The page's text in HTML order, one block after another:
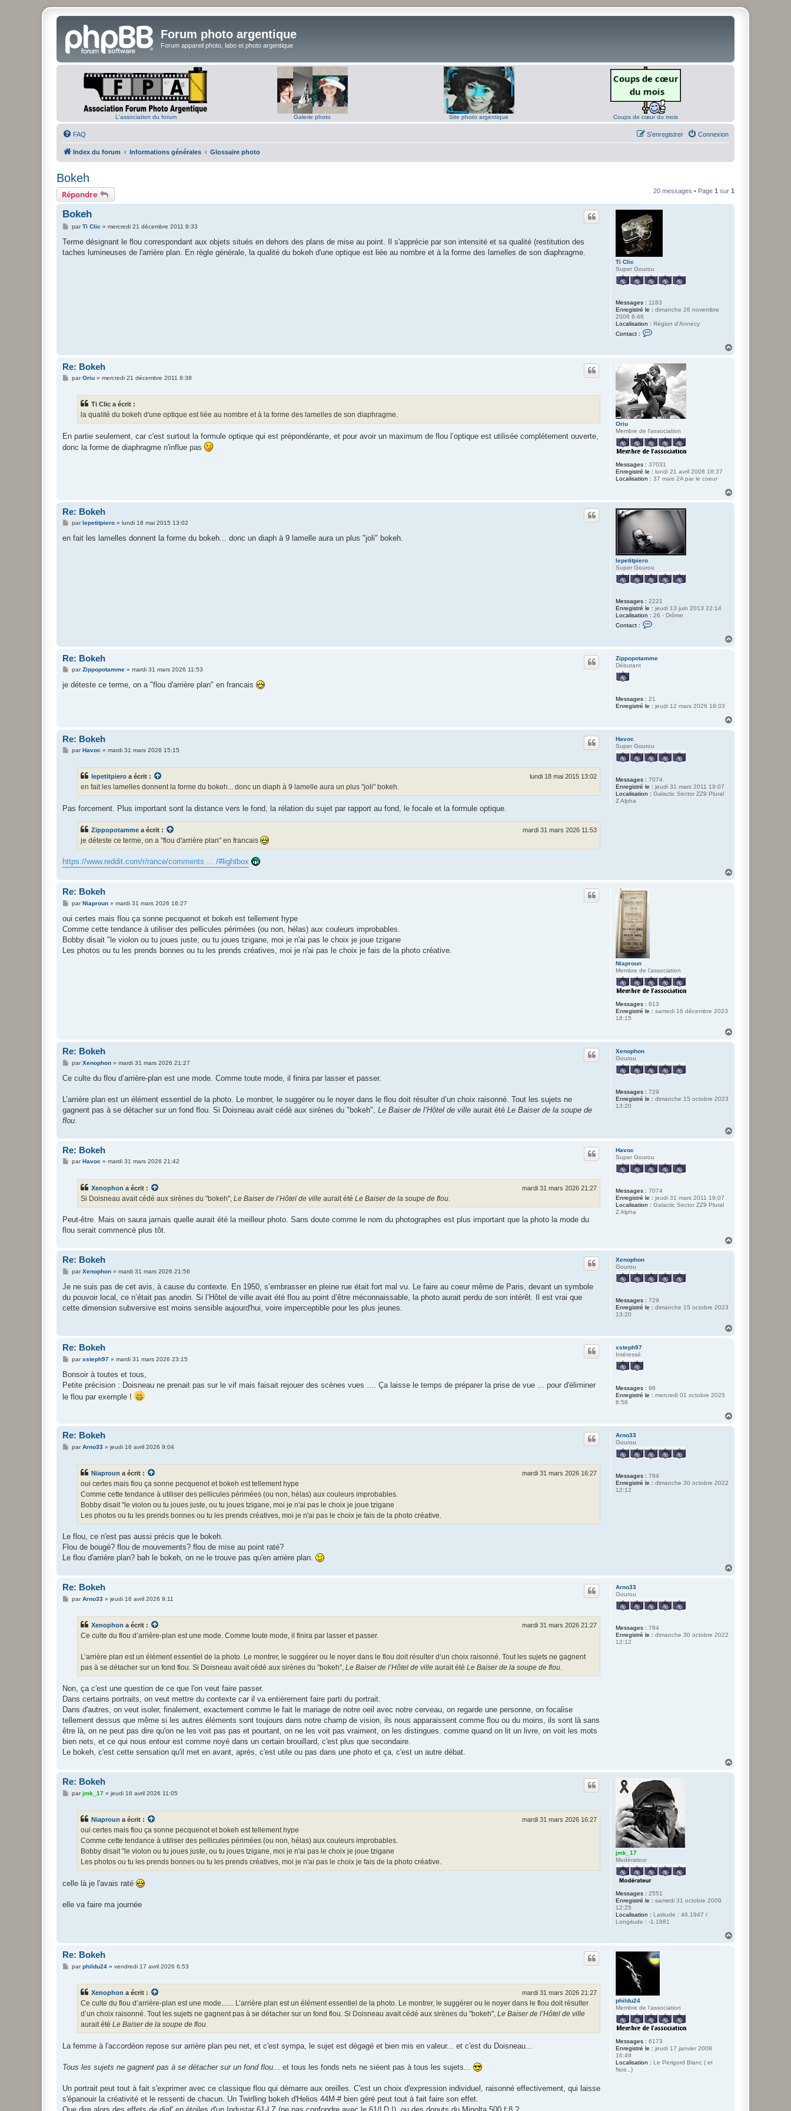
Forum photo argentique
Forum appareil photo, labo et photo argentique
L'association du forum Galerie photo Site photo argentique Coups de cœur du mois
FAQ Connexion
S’enregistrer
Index du forum Informations générales Glossaire photo
Bokeh
Répondre 20 messages • Page 1 sur 1
Ti Clic
Super Gourou
Messages : 1183
Enregistré le : dimanche 26 novembre
2006 6:46
Localisation : Région d'Annecy
Contact :
c
t
e
r
T
i
C
l
c
Bokeh
M
s
a
parTi Clic » mercredi 21 décembre 2011 8:33
Terme désignant le flou correspondant aux objets situés en dehors des plans de mise au point. Il s'apprécie par son intensité et sa qualité (restitution des
taches lumineuses de l'arrière plan. En règle générale, la qualité du bokeh d'une optique est liée au nombre et à la forme des lamelles de son diaphragme.
Oriu
Membre de l'association
Messages : 37031
Enregistré le : lundi 21 avril 2008 18:37
Localisation : 37 mais 2A par le coeur
Re: Bokeh
MparOriu» mercredi 21 décembre 2011 8:38
Ti Clic a écrit :
la qualité du bokeh d'une optique est liée au nombre et à la forme des lamelles de son diaphragme.
En partie seulement, car c'est surtout la formule optique qui est prépondérante, et pour avoir un maximum de flou l’optique est utilisée complétement ouverte,
donc la forme de diaphragme n'influe pas
lepetitpiero
Super Gourou
Messages : 2221
Enregistré le : jeudi 13 juin 2013 22:14
Localisation : 26 - Drôme
Contact :
c
p
e
e
r
o
Re: Bokeh
M
s
parlepetitpiero» lundi 18 mai 2015 13:02
en fait les lamelles donnent la forme du bokeh... donc un diaph à 9 lamelle aura un plus "joli" bokeh.
Zippopotamme
Débutant
Messages : 21
Enregistré le : jeudi 12 mars 2026 18:03
Re: Bokeh
M
s
parZippopotamme» mardi 31 mars 2026 11:53
je déteste ce terme, on a "flou d'arrière plan" en francais
Havoc
Super Gourou
Messages : 7074
Enregistré le : jeudi 31 mars 2011 19:07
Localisation : Galactic Sector ZZ9 Plural
Z Alpha
Re: Bokeh
MparHavoc » mardi 31 mars 2026 15:15
lepetitpiero a écrit : lundi 18 mai 2015 13:02
en fait les lamelles donnent la forme du bokeh... donc un diaph à 9 lamelle aura un plus "joli" bokeh.
Pas forcement. Plus important sont la distance vers le fond, la rélation du sujet par rapport au fond, le focale et la formule optique.
Zippopotamme a écrit : mardi 31 mars 2026 11:53
je déteste ce terme, on a "flou d'arrière plan" en francais
https://www.reddit.com/r/rance/comments ... /#lightbox
Niaproun
Membre de l'association
Messages : 613
Enregistré le : samedi 16 décembre 2023
18:15
Re: Bokeh
M
s
a
g
parNiaproun» mardi 31 mars 2026 16:27
oui certes mais flou ça sonne pecquenot et bokeh est tellement hype
Comme cette tendance à utiliser des pellicules périmées (ou non, hélas) aux couleurs improbables.
Bobby disait "le violon ou tu joues juste, ou tu joues tzigane, moi je n'ai pas le choix je joue tzigane
Les photos ou tu les prends bonnes ou tu les prends créatives, moi je n'ai pas le choix je fais de la photo créative.
Xenophon
Gourou
Messages : 729
Enregistré le : dimanche 15 octobre 2023
13:20
Re: Bokeh
M
s
g
parXenophon» mardi 31 mars 2026 21:27
Ce culte du flou d’arrière-plan est une mode. Comme toute mode, il finira par lasser et passer.
L’arrière plan est un élément essentiel de la photo. Le montrer, le suggérer ou le noyer dans le flou doit résulter d’un choix raisonné. Tout les sujets ne
gagnent pas à se détacher sur un fond flou. Si Doisneau avait cédé aux sirènes du "bokeh", Le Baiser de l’Hôtel de ville aurait été Le Baiser de la soupe de
flou
Havoc
Super Gourou
Messages : 7074
Enregistré le : jeudi 31 mars 2011 19:07
Localisation : Galactic Sector ZZ9 Plural
Z Alpha
Re: Bokeh
Mpar Havoc » mardi 31 mars 2026 21:42
Xenophon a écrit : mardi 31 mars 2026 21:27
Si Doisneau avait cédé aux sirènes du "bokeh", Le Baiser de l’Hôtel de ville aurait été Le Baiser de la soupe de flou
Peut-être. Mais on saura jamais quelle aurait été la meilleur photo. Sans doute comme le nom du photographes est plus important que la photo la mode du
flou serait commencé plus tôt.
Xenophon
Gourou
Messages : 729
Enregistré le : dimanche 15 octobre 2023
13:20
Re: Bokeh
M
s
a
g
parXenophon» mardi 31 mars 2026 21:56
Je ne suis pas de cet avis, à cause du contexte. En 1950, s’embrasser en pleine rue était fort mal vu. Le faire au coeur même de Paris, devant un symbole
du pouvoir local, ce n’était pas anodin. Si l’Hôtel de ville avait été flou au point d’être méconnaissable, la photo aurait perdu de son intérêt. Il est vrai que
cette dimension subversive est moins sensible aujourd'hui, voire imperceptible pour les plus jeunes.
xsteph97
Intéressé
Messages : 98
Enregistré le : mercredi 01 octobre 2025
8:58
Re: Bokeh
M
s
a
g
e
parxsteph97» mardi 31 mars 2026 23:15
Bonsoir à toutes et tous,
Petite précision : Doisneau ne prenait pas sur le vif mais faisait rejouer des scènes vues .... Ça laisse le temps de préparer la prise de vue ... pour d'éliminer
le flou par exemple !
Arno33
Gourou
Messages : 784
Enregistré le : dimanche 30 octobre 2022
12:12
Re: Bokeh
MparArno33» jeudi 16 avril 2026 9:04
Niaproun a écrit : mardi 31 mars 2026 16:27
oui certes mais flou ça sonne pecquenot et bokeh est tellement hype
Comme cette tendance à utiliser des pellicules périmées (ou non, hélas) aux couleurs improbables.
Bobby disait "le violon ou tu joues juste, ou tu joues tzigane, moi je n'ai pas le choix je joue tzigane
Les photos ou tu les prends bonnes ou tu les prends créatives, moi je n'ai pas le choix je fais de la photo créative.
Le flou, ce n'est pas aussi précis que le bokeh.
Flou de bougé? flou de mouvements? flou de mise au point raté?
Le flou d'arrière plan? bah le bokeh, on ne le trouve pas qu'en arrière plan.
Arno33
Gourou
Messages : 784
Enregistré le : dimanche 30 octobre 2022
12:12
Re: Bokeh
MparArno33» jeudi 16 avril 2026 9:11
Xenophon a écrit : mardi 31 mars 2026 21:27
Ce culte du flou d’arrière-plan est une mode. Comme toute mode, il finira par lasser et passer.
L’arrière plan est un élément essentiel de la photo. Le montrer, le suggérer ou le noyer dans le flou doit résulter d’un choix raisonné. Tout les sujets ne gagnent
pas à se détacher sur un fond flou. Si Doisneau avait cédé aux sirènes du "bokeh", Le Baiser de l’Hôtel de ville aurait été Le Baiser de la soupe de flou.
Non, ça c'est une question de ce que l'on veut faire passer.
Dans certains portraits, on veut mettre du contexte car il va entièrement faire parti du portrait.
Dans d'autres, on veut isoler, finalement, exactement comme le fait le mariage de notre oeil avec notre cerveau, on regarde une personne, on focalise
tellement dessus que même si les autres éléments sont toujours dans notre champ de vision, ils nous apparaissent comme flou ou du moins, ils sont là sans
être là, on ne peut pas dire qu'on ne les voit pas pas et pourtant, on ne les voit pas vraiment, on les distingues. comme quand on lit un livre, on voit les mots
bien nets, et ce qui nous entour est comme noyé dans un certain brouillard, c'est plus que secondaire.
Le bokeh, c'est cette sensation qu'il met en avant, après, c'est utile ou pas dans une photo et ça, c'est un autre débat.
jmk_17
Modérateur
Messages : 2551
Enregistré le : samedi 31 octobre 2009
12:25
Localisation : Latitude : 46.1947 /
Longitude : -1.1881
Re: Bokeh
Mparjmk_17» jeudi 16 avril 2026 11:05
Niaproun a écrit : mardi 31 mars 2026 16:27
oui certes mais flou ça sonne pecquenot et bokeh est tellement hype
Comme cette tendance à utiliser des pellicules périmées (ou non, hélas) aux couleurs improbables.
Bobby disait "le violon ou tu joues juste, ou tu joues tzigane, moi je n'ai pas le choix je joue tzigane
Les photos ou tu les prends bonnes ou tu les prends créatives, moi je n'ai pas le choix je fais de la photo créative.
celle là je l'avais raté
elle va faire ma journée
phildu24
Membre de l'association
Messages : 6173
Enregistré le : jeudi 17 janvier 2008
16:49
Localisation : Le Perigord Blanc ( et
Noir...)
Re: Bokeh
Mparphildu24» vendredi 17 avril 2026 6:53
Xenophon a écrit : mardi 31 mars 2026 21:27
Ce culte du flou d’arrière-plan est une mode....... L’arrière plan est un élément essentiel de la photo. Le montrer, le suggérer ou le noyer dans le flou doit résulter
d’un choix raisonné. Tout les sujets ne gagnent pas à se détacher sur un fond flou. Si Doisneau avait cédé aux sirènes du "bokeh", Le Baiser de l’Hôtel de ville
aurait été Le Baiser de la soupe de flou.
La femme à l'accordéon repose sur arrière plan peu net, et c'est sympa, le sujet est dégagé et bien mis en valeur... et c'est du Doisneau...
Tous les sujets ne gagnent pas à se détacher sur un fond flou. .. et tous les fonds nets ne siéent pas à tous les sujets...
Un portrait peut tout à fait s'exprimer avec ce classique flou qui démarre aux oreilles. C'est un choix d'expression individuel, raisonné effectivement, qui laisse
s'épanouir la créativité et le ressenti de chacun. Un Twirlling bokeh d'Helios 44M-# bien géré peut tout à fait faire son effet.